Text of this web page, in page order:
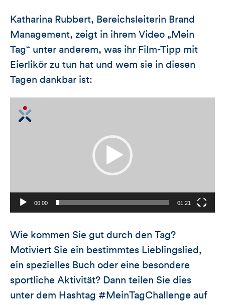
Katharina Rubbert, Bereichsleiterin Brand
Management, zeigt in ihrem Video „Mein
Tag“ unter anderem, was ihr Film-Tipp mit
Eierlikör zu tun hat und wem sie in diesen
Tagen dankbar ist:
Video-
Player
00:00 01:21
Wie kommen Sie gut durch den Tag?
Motiviert Sie ein bestimmtes Lieblingslied,
ein spezielles Buch oder eine besondere
sportliche Aktivität? Dann teilen Sie dies
unter dem Hashtag #MeinTagChallenge auf